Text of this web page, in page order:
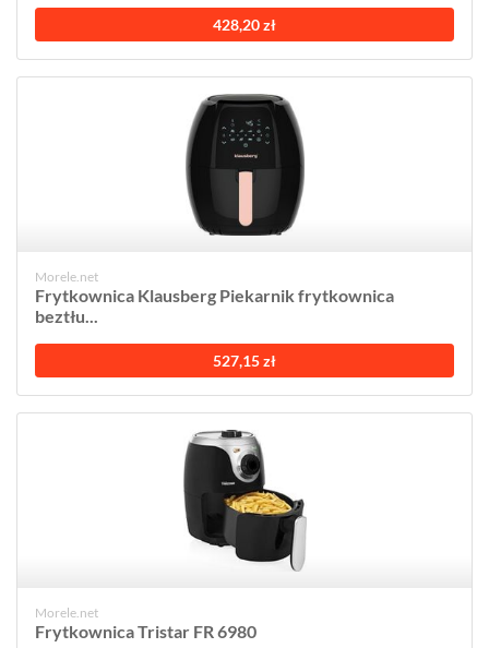
428,20 zł
Morele.net
Frytkownica Klausberg Piekarnik frytkownica
beztłu...
527,15 zł
Morele.net
Frytkownica Tristar FR 6980